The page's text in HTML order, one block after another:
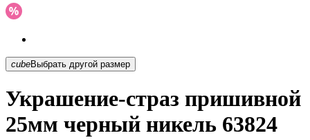
cubeВыбрать другой размер
Украшение-страз пришивной
25мм черный никель 63824